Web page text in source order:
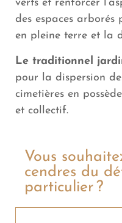
verts et renforcer
des espaces
en pleine terre et la
Le traditionnel
pour la dispersion
cimetières en
et collectif.
Vous
cendres du
particulier ?